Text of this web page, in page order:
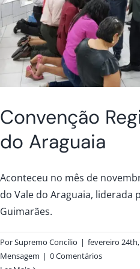
Convenção
do Araguaia
Aconteceu no mês de
do Vale do Araguaia, liderada
Guimarães.
PorSupremo Concílio | fevereiro
Mensagem | 0 Comentários